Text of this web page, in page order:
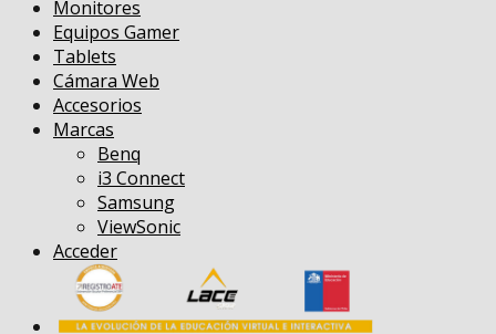
Monitores
Equipos Gamer
Tablets
Cámara Web
Accesorios
Marcas
Benq
i3 Connect
Samsung
ViewSonic
Acceder